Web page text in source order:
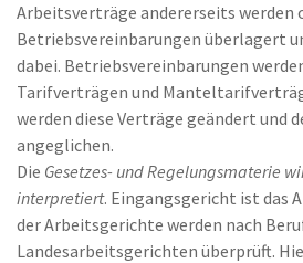
Arbeitsverträge andererseits werden
Betriebsvereinbarungen überlagert
dabei. Betriebsvereinbarungen
Tarifverträgen und
werden diese Verträge geändert und
angeglichen.
Die Gesetzes- und Regelungsmaterie
interpretiert. Eingangsgericht ist das
der Arbeitsgerichte werden nach
Landesarbeitsgerichten überprüft.